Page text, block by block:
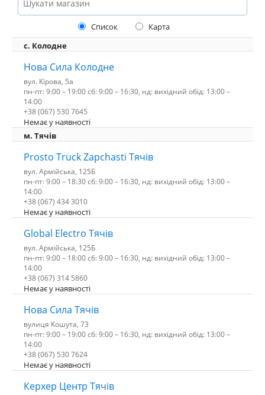
Список
Карта
с. Колодне
Нова Сила Колодне
вул. Кірова, 5а
пн-пт: 9:00 – 19:00 сб: 9:00 – 16:30, нд: вихідний обід: 13:00 –
14:00
+38 (067) 530 7645
Немає у наявності
м. Тячів
Prosto Truck Zapchasti Тячів
вул. Армійська, 125Б
пн-пт: 9:00 – 18:30 сб: 9:00 – 16:30, нд: вихідний обід: 13:00 –
14:00
+38 (067) 434 3010
Немає у наявності
Global Electro Тячів
вул. Армійська, 125Б
пн-пт: 9:00 – 18:00 сб: 9:00 – 16:30, нд: вихідний обід: 13:00 –
14:00
+38 (067) 314 5860
Немає у наявності
Нова Сила Тячів
вулиця Кошута, 73
пн-пт: 9:00 – 19:00 сб: 9:00 – 16:30, нд: вихідний обід: 13:00 –
14:00
+38 (067) 530 7624
Немає у наявності
Керхер Центр Тячів